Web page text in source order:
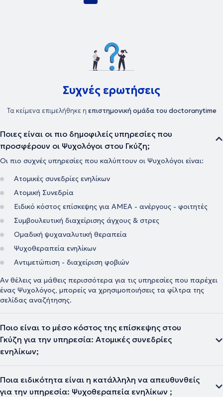
Συχνές ερωτήσεις
Τα κείμενα επιμελήθηκε η επιστημονική ομάδα του doctoranytime
Ποιες είναι οι πιο δημοφιλείς υπηρεσίες που
προσφέρουν οι Ψυχολόγοι στου Γκύζη;
Οι πιο συχνές υπηρεσίες που καλύπτουν οι Ψυχολόγοι είναι:
Ατομικές συνεδρίες ενηλίκων
Ατομική Συνεδρία
Ειδικό κόστος επίσκεψης για ΑΜΕΑ - ανέργους - φοιτητές
Συμβουλευτική διαχείρισης άγχους & στρες
Ομαδική ψυχαναλυτική θεραπεία
Ψυχοθεραπεία ενηλίκων
Αντιμετώπιση - διαχείριση φοβιών
Αν θέλεις να μάθεις περισσότερα για τις υπηρεσίες που παρέχει
ένας Ψυχολόγος, μπορείς να χρησιμοποιήσεις τα φίλτρα της
σελίδας αναζήτησης.
Ποιο είναι το μέσο κόστος της επίσκεψης στου
Γκύζη για την υπηρεσία: Ατομικές συνεδρίες
ενηλίκων;
Ποια ειδικότητα είναι η κατάλληλη να απευθυνθείς
για την υπηρεσία: Ψυχοθεραπεία ενηλίκων ;